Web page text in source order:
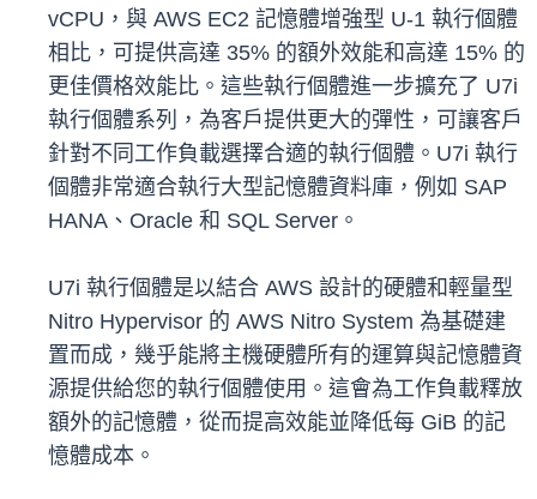
vCPU，與 AWS EC2 記憶體增強型 U-1 執行個體
相比，可提供高達 35% 的額外效能和高達 15% 的
更佳價格效能比。這些執行個體進一步擴充了 U7i
執行個體系列，為客戶提供更大的彈性，可讓客戶
針對不同工作負載選擇合適的執行個體。U7i 執行
個體非常適合執行大型記憶體資料庫，例如 SAP
HANA、Oracle 和 SQL Server。
U7i 執行個體是以結合 AWS 設計的硬體和輕量型
Nitro Hypervisor 的 AWS Nitro System 為基礎建
置而成，幾乎能將主機硬體所有的運算與記憶體資
源提供給您的執行個體使用。這會為工作負載釋放
額外的記憶體，從而提高效能並降低每 GiB 的記
憶體成本。